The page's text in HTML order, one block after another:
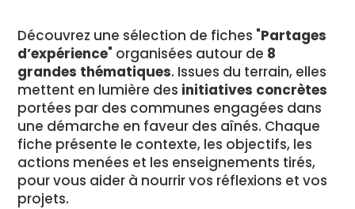
Découvrez une sélection de fiches "Partages
d’expérience" organisées autour de 8
grandes thématiques. Issues du terrain, elles
mettent en lumière des initiatives concrètes
portées par des communes engagées dans
une démarche en faveur des aînés. Chaque
fiche présente le contexte, les objectifs, les
actions menées et les enseignements tirés,
pour vous aider à nourrir vos réflexions et vos
projets.